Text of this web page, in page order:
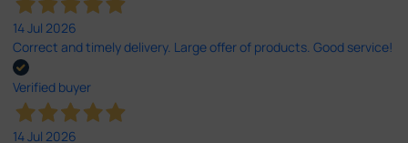
14 Jul 2026
Correct and timely delivery. Large offer of products. Good service!
Verified buyer
14 Jul 2026